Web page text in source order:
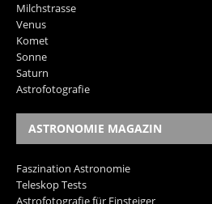
Milchstrasse
Venus
Komet
Sonne
Saturn
Astrofotografie
ASTRONOMIE MAGAZIN
Faszination Astronomie
Teleskop Tests
Astrofotografie für Einsteiger